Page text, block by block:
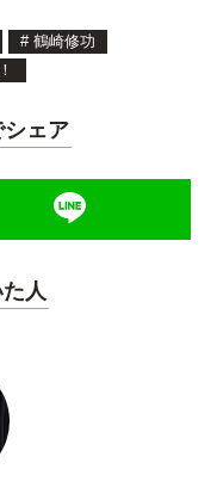
# 鶴崎修功
ェア
人